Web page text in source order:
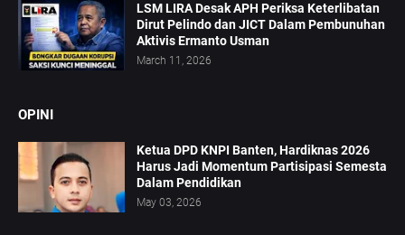
LSM LIRA Desak APH Periksa Keterlibatan
Dirut Pelindo dan JICT Dalam Pembunuhan
Aktivis Ermanto Usman
March 11, 2026
OPINI
Ketua DPD KNPI Banten, Hardiknas 2026
Harus Jadi Momentum Partisipasi Semesta
Dalam Pendidikan
May 03, 2026